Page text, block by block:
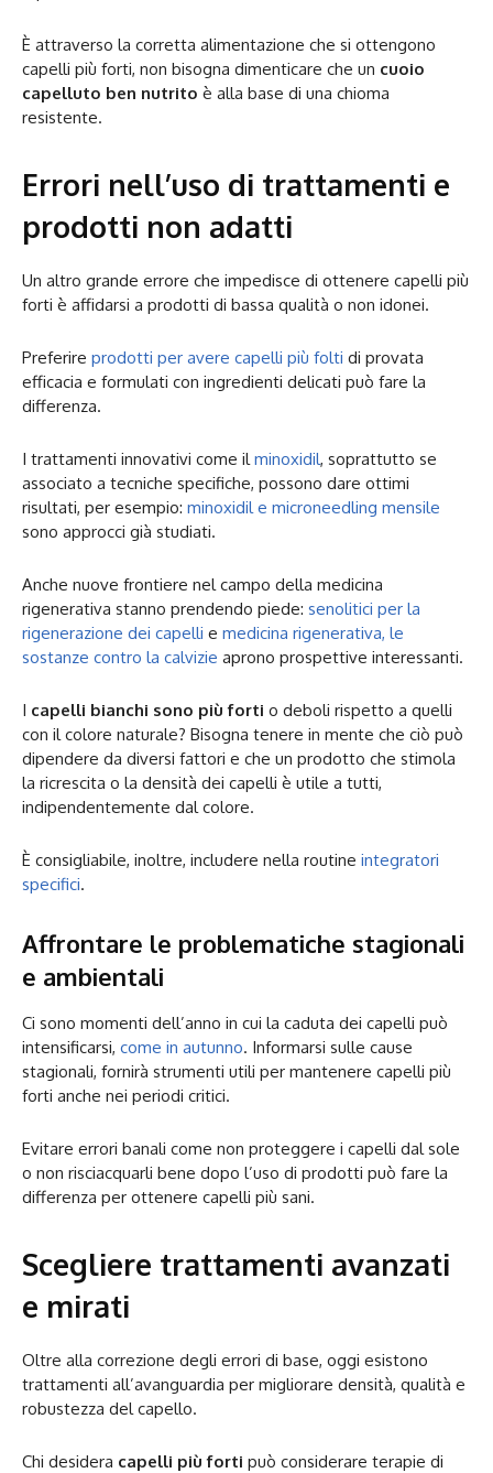
È attraverso la corretta alimentazione che si ottengono
capelli più forti, non bisogna dimenticare che un cuoio
capelluto ben nutrito è alla base di una chioma
resistente.
Errori nell’uso di trattamenti e
prodotti non adatti
Un altro grande errore che impedisce di ottenere capelli più
forti è affidarsi a prodotti di bassa qualità o non idonei.
Preferire prodotti per avere capelli più folti di provata
efficacia e formulati con ingredienti delicati può fare la
differenza.
I trattamenti innovativi come il minoxidil, soprattutto se
associato a tecniche specifiche, possono dare ottimi
risultati, per esempio: minoxidil e microneedling mensile
sono approcci già studiati.
Anche nuove frontiere nel campo della medicina
rigenerativa stanno prendendo piede: senolitici per la
rigenerazione dei capelli e medicina rigenerativa, le
sostanze contro la calvizie aprono prospettive interessanti.
I capelli bianchi sono più forti o deboli rispetto a quelli
con il colore naturale? Bisogna tenere in mente che ciò può
dipendere da diversi fattori e che un prodotto che stimola
la ricrescita o la densità dei capelli è utile a tutti,
indipendentemente dal colore.
È consigliabile, inoltre, includere nella routine integratori
specifici.
Affrontare le problematiche stagionali
e ambientali
Ci sono momenti dell’anno in cui la caduta dei capelli può
intensificarsi, come in autunno. Informarsi sulle cause
stagionali, fornirà strumenti utili per mantenere capelli più
forti anche nei periodi critici.
Evitare errori banali come non proteggere i capelli dal sole
o non risciacquarli bene dopo l’uso di prodotti può fare la
differenza per ottenere capelli più sani.
Scegliere trattamenti avanzati
e mirati
Oltre alla correzione degli errori di base, oggi esistono
trattamenti all’avanguardia per migliorare densità, qualità e
robustezza del capello.
Chi desidera capelli più forti può considerare terapie di